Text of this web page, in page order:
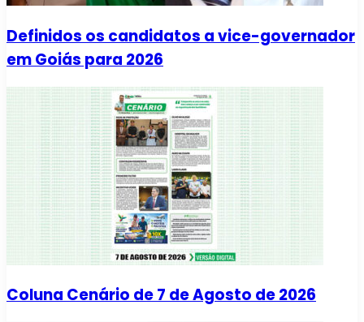
Definidos os candidatos a vice-governador
em Goiás para 2026
Coluna Cenário de 7 de Agosto de 2026